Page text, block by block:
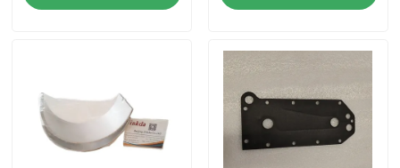
Επισκέψεις στο εργοστάσιο